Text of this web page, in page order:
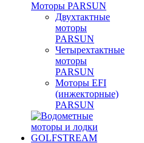
Моторы PARSUN
Двухтактные
моторы
PARSUN
Четырехтактные
моторы
PARSUN
Моторы EFI
(инжекторные)
PARSUN